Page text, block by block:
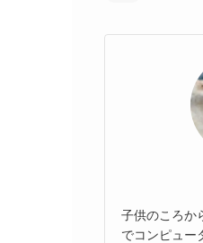
子供のころか
でコンピュー